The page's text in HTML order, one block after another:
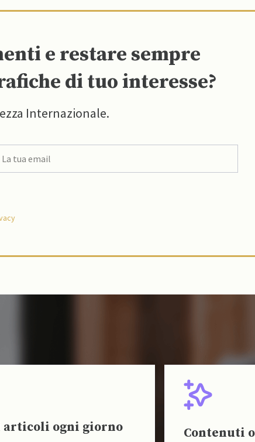
e restare sempre
di tuo interesse?
Internazionale.
articoli ogni giorno Contenuti